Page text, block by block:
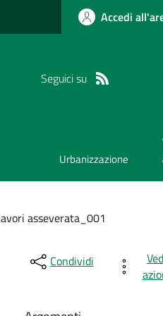
Accedi
Seguici su
Urbanizzazione
asseverata_001
Condividi